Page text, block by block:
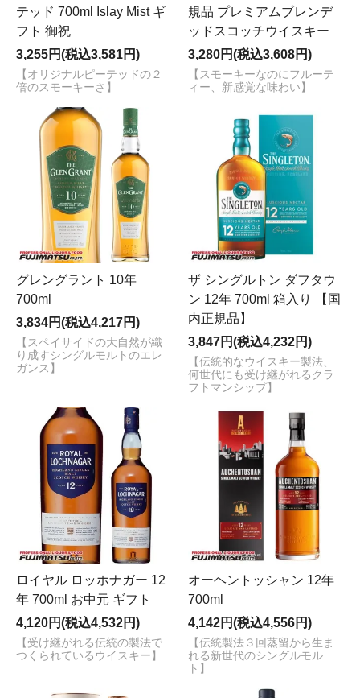
テッド 700ml Islay Mist ギ
フト 御祝
3,255円(税込3,581円)
【オリジナルピーテッドの２
倍のスモーキーさ】
規品 プレミアムブレンデ
ッドスコッチウイスキー
3,280円(税込3,608円)
【スモーキーなのにフルーテ
ィー、新感覚な味わい】
グレングラント 10年
700ml
3,834円(税込4,217円)
【スペイサイドの大自然が織
り成すシングルモルトのエレ
ガンス】
ザ シングルトン ダフタウ
ン 12年 700ml 箱入り 【国
内正規品】
3,847円(税込4,232円)
【伝統的なウイスキー製法、
何世代にも受け継がれるクラ
フトマンシップ】
ロイヤル ロッホナガー 12
年 700ml お中元 ギフト
4,120円(税込4,532円)
【受け継がれる伝統の製法で
つくられているウイスキー】
オーヘントッシャン 12年
700ml
4,142円(税込4,556円)
【伝統製法３回蒸留から生ま
れる新世代のシングルモル
ト】